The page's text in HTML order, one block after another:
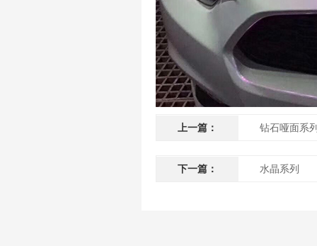
上一篇： 钻石哑面系
下一篇： 水晶系列